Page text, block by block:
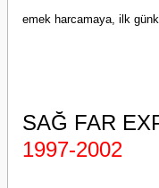
emek harcamaya, ilk
SAĞ FAR
1997-2002